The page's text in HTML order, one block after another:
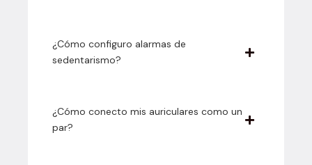
¿Cómo configuro alarmas de
sedentarismo?
¿Cómo conecto mis auriculares como un
par?